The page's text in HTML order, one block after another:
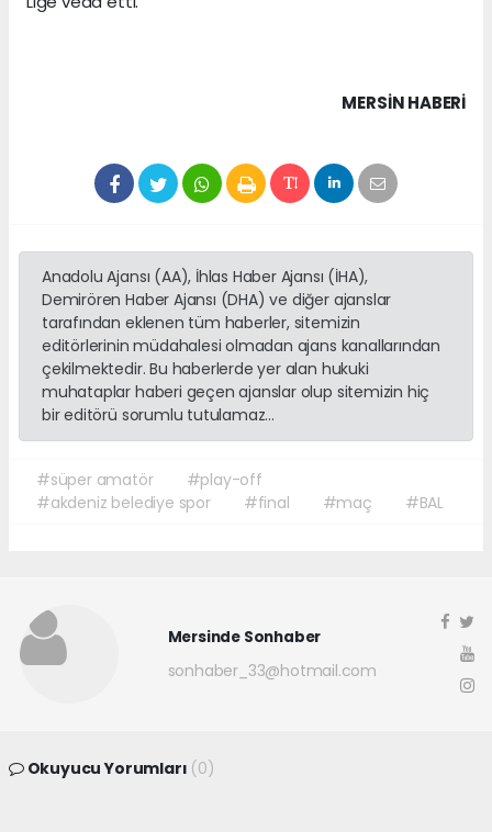
MERSIN HABERİ
Anadolu Ajansı (AA), İhlas Haber Ajansı (İHA),
Demirören Haber Ajansı (DHA) ve diğer ajanslar
tarafından eklenen tüm haberler, sitemizin
editörlerinin müdahalesi olmadan ajans kanallarından
çekilmektedir. Bu haberlerde yer alan hukuki
muhataplar haberi geçen ajanslar olup sitemizin hiç
bir editörü sorumlu tutulamaz...
#süper amatör
#play-off
#akdeniz belediye spor
#final #maç #BAL
Mersinde Sonhaber
sonhaber_33@hotmail.com
Okuyucu Yorumları (0)